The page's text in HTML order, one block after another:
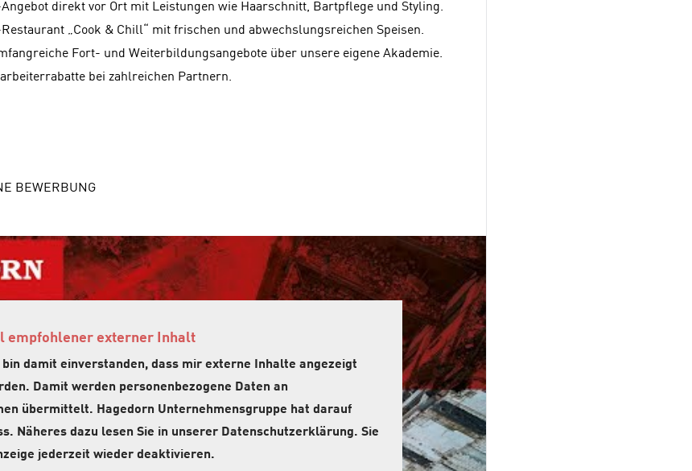
direkt vor Ort mit Leistungen wie Haarschnitt, Bartpflege und Styling.
Restaurant „Cook & Chill“ mit frischen und abwechslungsreichen Speisen.
Fort- und Weiterbildungsangebote über unsere eigene Akademie.
bei zahlreichen Partnern.
BEWERBUNG
empfohlener externer Inhalt
bin damit einverstanden, dass mir externe Inhalte angezeigt
Damit werden personenbezogene Daten an
übermittelt. Hagedorn Unternehmensgruppe hat darauf
Näheres dazu lesen Sie in unserer Datenschutzerklärung. Sie
jederzeit wieder deaktivieren.